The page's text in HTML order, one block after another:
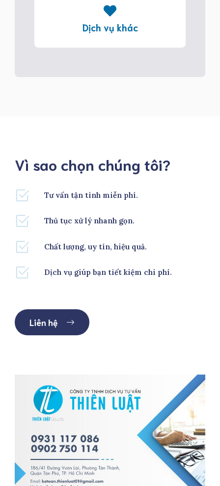
Dịch vụ khác
Vì sao chọn chúng tôi?
Tư vấn tận tình miễn phí.
Thủ tục xử lý nhanh gọn.
Chất lượng, uy tín, hiệu quả.
Dịch vụ giúp bạn tiết kiệm chi phí.
Liên hệ